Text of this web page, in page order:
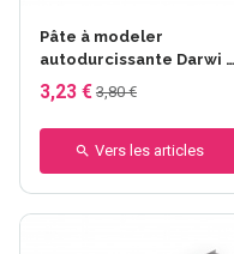
Pâte à modeler
autodurcissante Darwi -
Kids - 500 g
3,23 € 3,80 €
Vers les articles